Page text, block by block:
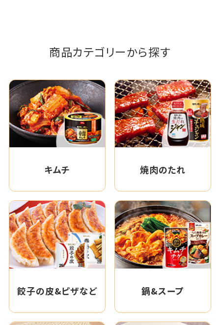
商品カテゴリーから探す
キムチ 焼肉のたれ
餃子の皮&ピザなど 鍋&スープ